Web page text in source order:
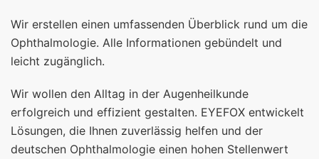
Wir erstellen einen umfassenden Überblick rund um die
Ophthalmologie. Alle Informationen gebündelt und
leicht zugänglich.
Wir wollen den Alltag in der Augenheilkunde
erfolgreich und effizient gestalten. EYEFOX entwickelt
Lösungen, die Ihnen zuverlässig helfen und der
deutschen Ophthalmologie einen hohen Stellenwert